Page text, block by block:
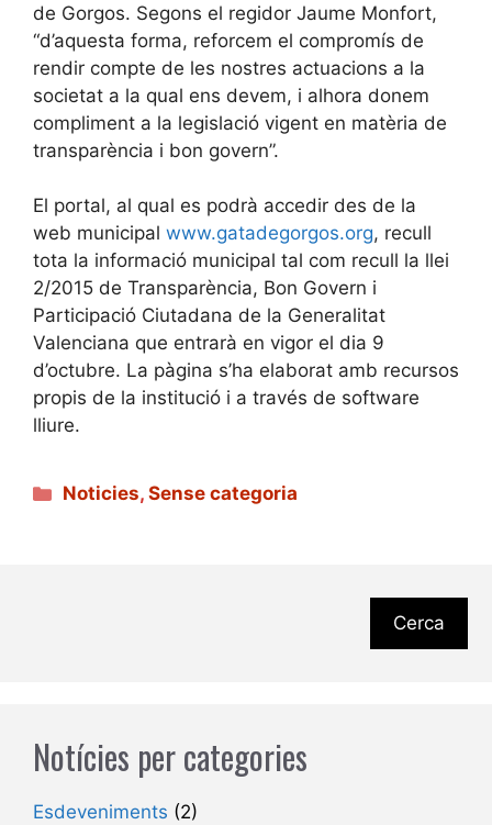
de Gorgos. Segons el regidor Jaume Monfort,
“d’aquesta forma, reforcem el compromís de
rendir compte de les nostres actuacions a la
societat a la qual ens devem, i alhora donem
compliment a la legislació vigent en matèria de
transparència i bon govern”.
El portal, al qual es podrà accedir des de la
web municipal www.gatadegorgos.org, recull
tota la informació municipal tal com recull la llei
2/2015 de Transparència, Bon Govern i
Participació Ciutadana de la Generalitat
Valenciana que entrarà en vigor el dia 9
d’octubre. La pàgina s’ha elaborat amb recursos
propis de la institució i a través de software
lliure.
Categories
Noticies,Sense categoria
Cerca
Notícies per categories
Esdeveniments (2)